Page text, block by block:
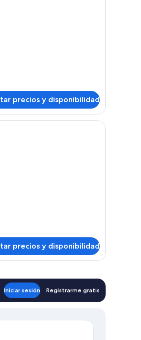
precios y disponibilidad
Un dormitorio con cama, mesita de noche y
precios y disponibilidad
Iniciar sesión Registrarme gratis